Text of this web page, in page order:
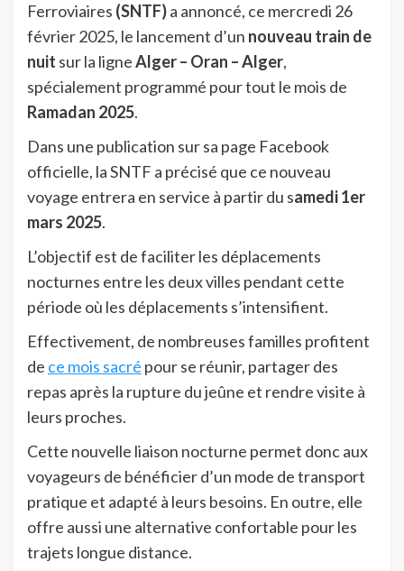
Ferroviaires (SNTF)a annoncé, ce mercredi 26
février 2025, le lancement d’un nouveau train de
nuit sur la ligneAlger – Oran – Alger,
spécialement programmé pour tout le mois de
Ramadan 2025.
Dans une publication sur sa page Facebook
officielle, la SNTF a précisé que ce nouveau
voyage entrera en service à partir du samedi 1er
mars 2025.
L’objectif est de faciliter les déplacements
nocturnes entre les deux villes pendant cette
période où les déplacements s’intensifient.
Effectivement, de nombreuses familles profitent
de ce mois sacré pour se réunir, partager des
repas après la rupture du jeûne et rendre visite à
leurs proches.
Cette nouvelle liaison nocturne permet donc aux
voyageurs de bénéficier d’un mode de transport
pratique et adapté à leurs besoins. En outre, elle
offre aussi une alternative confortable pour les
trajets longue distance.